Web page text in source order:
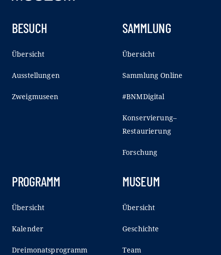
BESUCH
Übersicht
Ausstellungen
Zweigmuseen
SAMMLUNG
Übersicht
Sammlung Online
#BNMDigital
Konservierung–
Restaurierung
Forschung
PROGRAMM
Übersicht
Kalender
Dreimonatsprogramm
MUSEUM
Übersicht
Geschichte
Team